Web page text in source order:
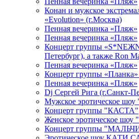
Конан и мужское
«Evolution» (г.Москва)
Пенная вечеринка «Пляж»
Пенная вечеринка «Пляж»
Концерт группы
Петербург), а также Ron
Пенная вечеринка «Пляж»
Концерт группы
Пенная вечеринка «Пляж»
Dj Сергей Рига (г.Санкт-
Мужское эротическое
Концерт группы "КАСТА"
Женское эротическое
Концерт группы